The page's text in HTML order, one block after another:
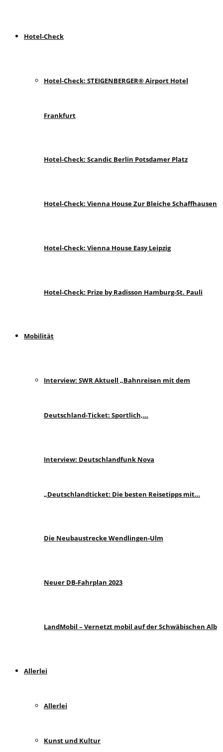
Hotel-Check
Hotel-Check: STEIGENBERGER® Airport Hotel
Frankfurt
Hotel-Check: Scandic Berlin Potsdamer Platz
Hotel-Check: Vienna House Zur Bleiche Schaffhausen
Hotel-Check: Vienna House Easy Leipzig
Hotel-Check: Prize by Radisson Hamburg-St. Pauli
Mobilität
Interview: SWR Aktuell „Bahnreisen mit dem
Deutschland-Ticket: Sportlich,…
Interview: Deutschlandfunk Nova
„Deutschlandticket: Die besten Reisetipps mit…
Die Neubaustrecke Wendlingen-Ulm
Neuer DB-Fahrplan 2023
LandMobil – Vernetzt mobil auf der Schwäbischen Alb
Allerlei
Allerlei
Kunst und Kultur